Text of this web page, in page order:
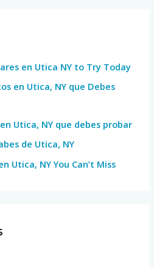
en Utica NY to Try Today
en Utica, NY que Debes
Utica, NY que debes probar
de Utica, NY
Utica, NY You Can’t Miss